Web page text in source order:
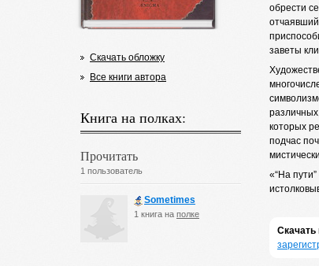
Скачать обложку
Все книги автора
Книга на полках:
Прочитать
1 пользователь
Sometimes
1 книга на полке
обрести
заветы
которых
подчас
«“На
Скачать